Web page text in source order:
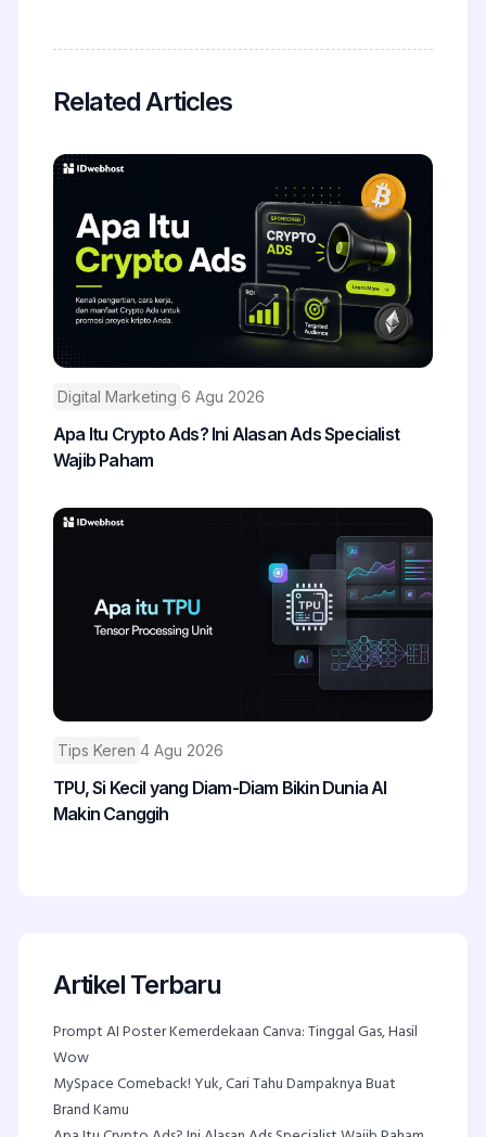
Related Articles
Digital Marketing 6 Agu 2026
Apa Itu Crypto Ads? Ini Alasan Ads Specialist
Wajib Paham
Tips Keren 4 Agu 2026
TPU, Si Kecil yang Diam-Diam Bikin Dunia AI
Makin Canggih
Artikel Terbaru
Prompt AI Poster Kemerdekaan Canva: Tinggal Gas, Hasil
Wow
MySpace Comeback! Yuk, Cari Tahu Dampaknya Buat
Brand Kamu